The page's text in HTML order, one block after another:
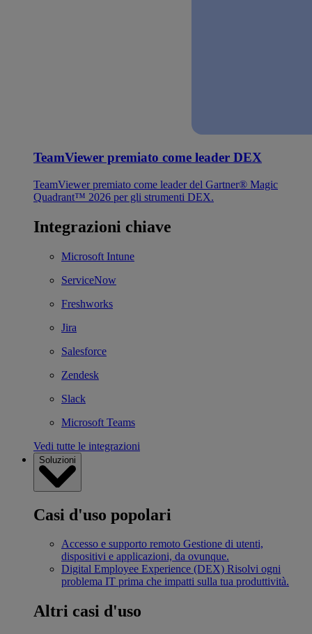
TeamViewer premiato come leader DEX
TeamViewer premiato come leader del Gartner® Magic
Quadrant™ 2026 per gli strumenti DEX.
Integrazioni chiave
Microsoft Intune
ServiceNow
Freshworks
Jira
Salesforce
Zendesk
Slack
Microsoft Teams
Vedi tutte le integrazioni
Soluzioni
Casi d'uso popolari
Accesso e supporto remoto Gestione di utenti,
dispositivi e applicazioni, da ovunque.
Digital Employee Experience (DEX) Risolvi ogni
problema IT prima che impatti sulla tua produttività.
Altri casi d'uso